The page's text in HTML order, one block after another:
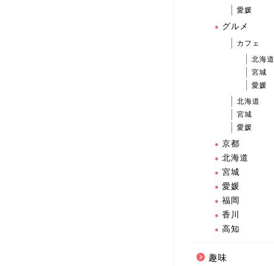
愛媛
グルメ
カフェ
北海道
宮城
愛媛
北海道
宮城
愛媛
京都
北海道
宮城
愛媛
福岡
香川
高知
趣味